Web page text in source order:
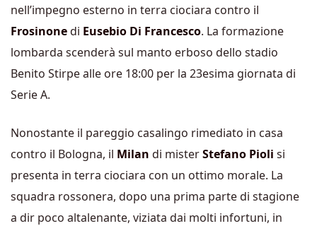
nell’impegno esterno in terra ciociara contro il
Frosinonedi Eusebio Di Francesco. La formazione
lombarda scenderà sul manto erboso dello stadio
Benito Stirpe alle ore 18:00 per la 23esima giornata di
Serie A.
Nonostante il pareggio casalingo rimediato in casa
contro il Bologna, il Milan di misterStefano Pioli si
presenta in terra ciociara con un ottimo morale. La
squadra rossonera, dopo una prima parte di stagione
a dir poco altalenante, viziata dai molti infortuni, in